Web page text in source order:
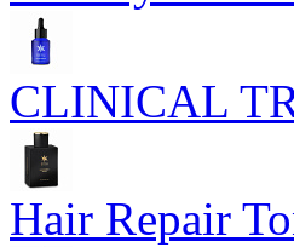
CLINICAL
Hair Repair